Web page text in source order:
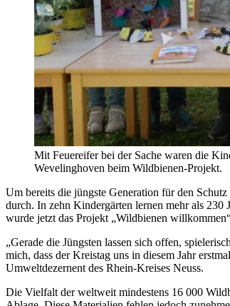
Mit Feuereifer bei der Sache waren die
Wevelinghoven beim Wildbienen-Projekt.
Um bereits die jüngste Generation für den
durch. In zehn Kindergärten lernen mehr als 230
wurde jetzt das Projekt „Wildbienen
„Gerade die Jüngsten lassen sich offen,
mich, dass der Kreistag uns in diesem Jahr
Umweltdezernent des Rhein-Kreises Neuss.
Die Vielfalt der weltweit mindestens 16 000